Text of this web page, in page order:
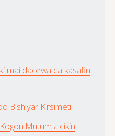
mai dacewa da kasafin
Bishiyar Kirsimeti
Mutum a cikin